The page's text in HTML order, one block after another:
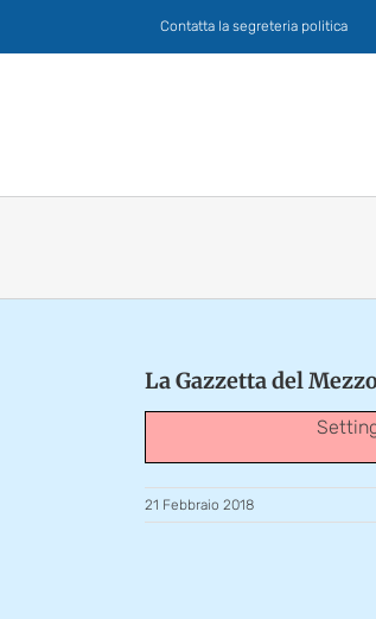
Contatta la segreteria politica
La Gazzetta del
21 Febbraio 2018